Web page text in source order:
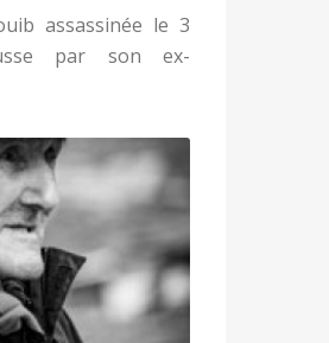
assassinée le 3
par son ex-